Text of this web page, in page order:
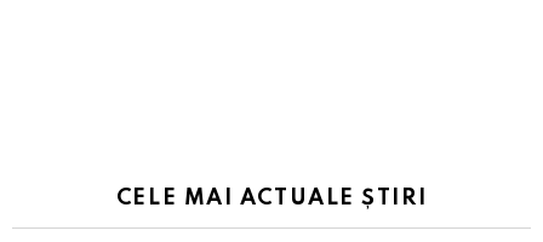
CELE MAI ACTUALE ȘTIRI